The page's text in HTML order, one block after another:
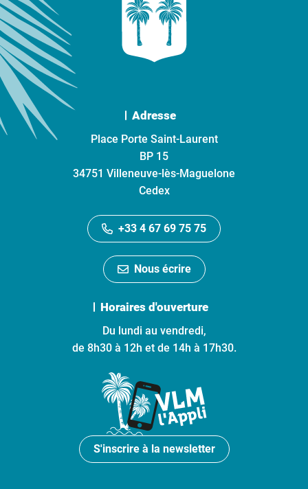
Adresse
Place Porte Saint-Laurent
BP 15
34751 Villeneuve-lès-Maguelone
Cedex
+33 4 67 69 75 75
Nous écrire
Horaires d'ouverture
Du lundi au vendredi,
de 8h30 à 12h et de 14h à 17h30.
S'inscrire à la newsletter